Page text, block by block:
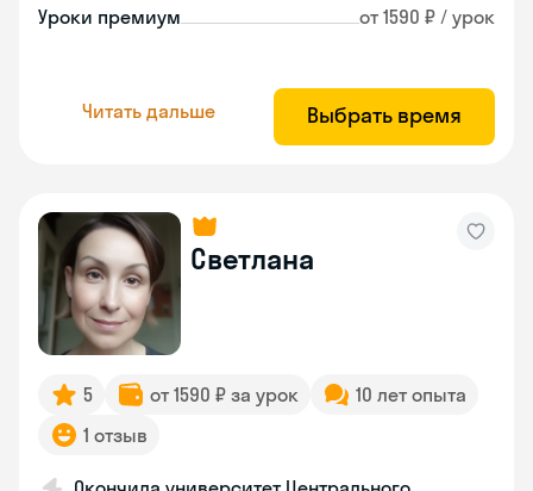
Уроки премиум от 1590 ₽ / урок
Читать дальше Выбрать время
Светлана
5 от 1590 ₽ за урок
10 лет опыта
1 отзыв